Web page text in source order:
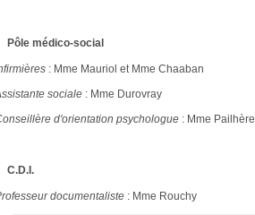
Pôle médico-social
: Mme Mauriol et Mme Chaaban
sociale : Mme Durovray
d'orientation psychologue : Mme Pailhère
C.D.I.
documentaliste : Mme Rouchy